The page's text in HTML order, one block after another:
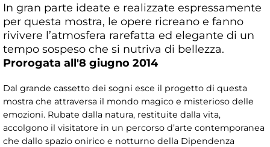
In gran parte ideate e realizzate espressamente
per questa mostra, le opere ricreano e fanno
rivivere l’atmosfera rarefatta ed elegante di un
tempo sospeso che si nutriva di bellezza.
Prorogata all'8 giugno 2014
Dal grande cassetto dei sogni esce il progetto di questa
mostra che attraversa il mondo magico e misterioso delle
emozioni. Rubate dalla natura, restituite dalla vita,
accolgono il visitatore in un percorso d’arte contemporanea
che dallo spazio onirico e notturno della Dipendenza